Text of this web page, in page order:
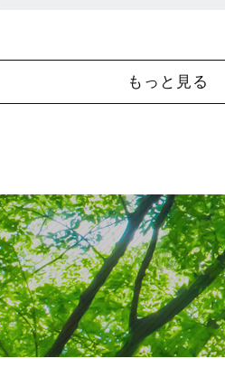
もっと見る